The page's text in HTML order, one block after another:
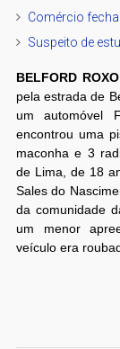
Comércio
Suspeito de
BELFORD ROXO
pela estrada de
um automóvel
encontrou uma
maconha e 3
de Lima, de 18
Sales do
da comunidade
um menor
veículo era